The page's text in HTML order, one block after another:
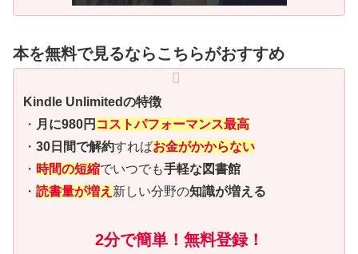
本を無料で見るならこちらがおすすめ
Kindle Unlimitedの特徴
・ 月に980円 コストパフォーマンス最高
・ 30日間で解約すればお金がかからない
・ 時間の短縮でいつでも手軽な図書館
・ 読書量が増え 新しい分野の知識が増える
2分で簡単！無料登録！